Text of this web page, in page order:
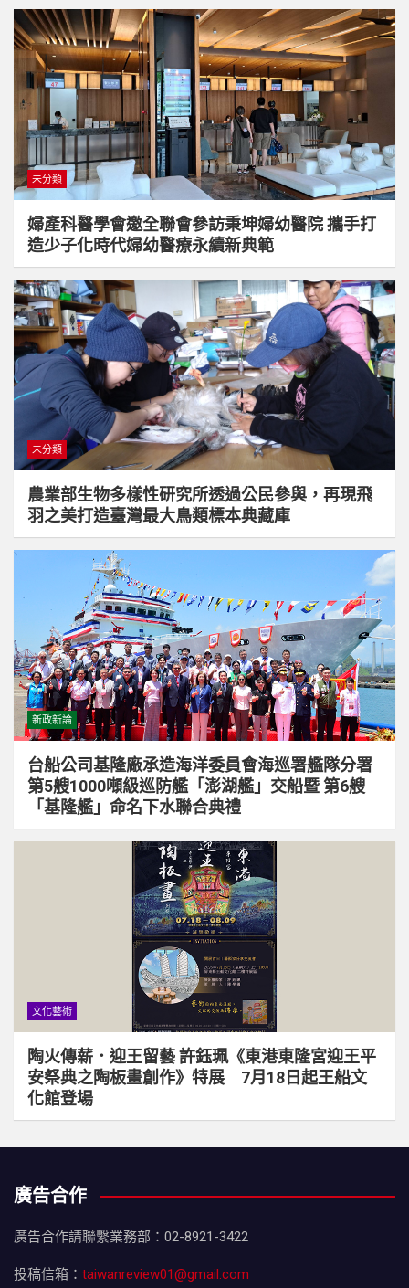
未分類
婦產科醫學會邀全聯會參訪秉坤婦幼醫院 攜手打
造少子化時代婦幼醫療永續新典範
未分類
農業部生物多樣性研究所透過公民參與，再現飛
羽之美打造臺灣最大鳥類標本典藏庫
新政新論
台船公司基隆廠承造海洋委員會海巡署艦隊分署
第5艘1000噸級巡防艦「澎湖艦」交船暨 第6艘
「基隆艦」命名下水聯合典禮
文化藝術
陶火傳薪．迎王留藝 許鈺珮《東港東隆宮迎王平
安祭典之陶板畫創作》特展 7月18日起王船文
化館登場
廣告合作
廣告合作請聯繫業務部：02-8921-3422
投稿信箱： taiwanreview01@gmail.com